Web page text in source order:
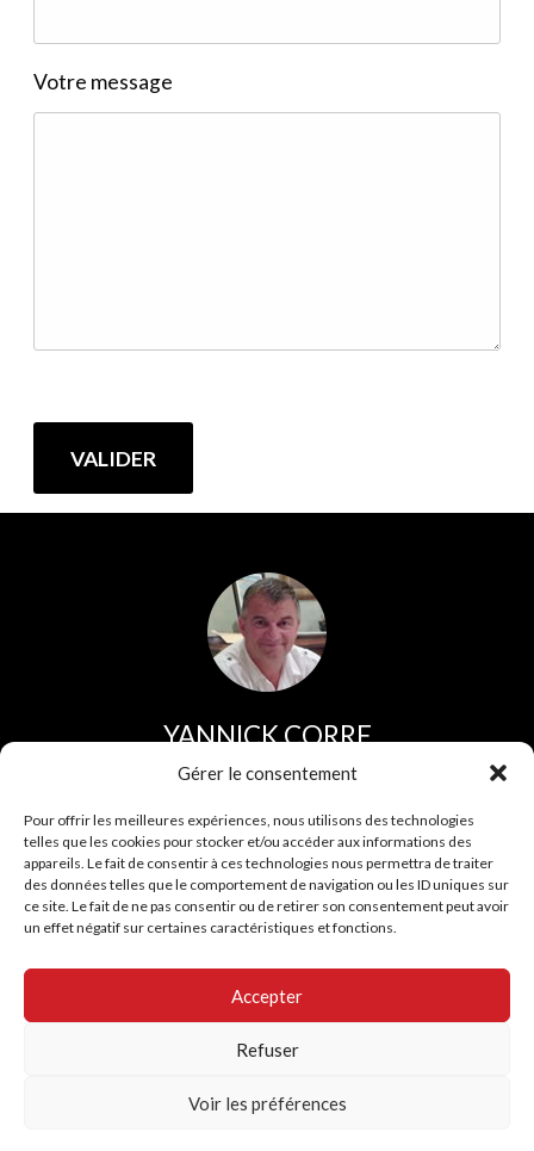
Gérer le consentement
Pour offrir les meilleures expériences, nous utilisons des technologies
telles que les cookies pour stocker et/ou accéder aux informations des
appareils. Le fait de consentir à ces technologies nous permettra de traiter
des données telles que le comportement de navigation ou les ID uniques sur
ce site. Le fait de ne pas consentir ou de retirer son consentement peut avoir
un effet négatif sur certaines caractéristiques et fonctions.
Accepter
Refuser
Voir les préférences
Votre message
YANNICK CORRE
Direction et service commercial
Fax :02 96 43 35 75
Port :06 07 74 04 30
2 route du Foz 22810 BELLE ISLE EN TERRE
camion en bretagne. Tracteur, semis, porteurs.